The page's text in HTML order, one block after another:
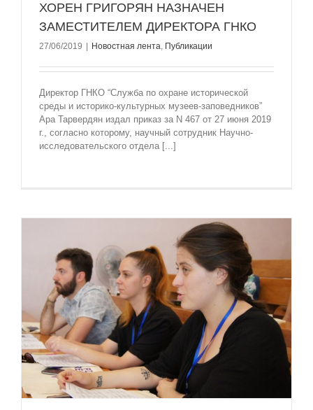
ХОРЕН ГРИГОРЯН НАЗНАЧЕН
ЗАМЕСТИТЕЛЕМ ДИРЕКТОРА ГНКО
27/06/2019 Новостная лента, Публикации
Директор ГНКО “Служба по охране исторической
среды и историко-культурных музеев-заповедников”
Ара Тарвердян издал приказ за N 467 от 27 июня 2019
г., согласно которому, научный сотрудник Научно-
исследовательского отдела [...]